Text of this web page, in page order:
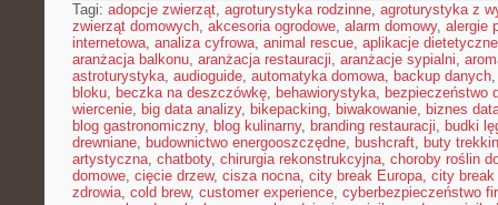
Tagi: adopcje zwierząt, agroturystyka rodzinne, agroturystyka z
zwierząt domowych, akcesoria ogrodowe, alarm domowy, alergie
internetowa, analiza cyfrowa, animal rescue, aplikacje dietetyczne
aranżacja balkonu, aranżacja restauracji, aranżacje sypialni,
astroturystyka, audioguide, automatyka domowa, backup danych
bloku, beczka na deszczówkę, behawiorystyka, bezpieczeństwo
wiercenie, big data analizy, bikepacking, biwakowanie, biznes
blog gastronomiczny, blog kulinarny, branding restauracji, budki
drewniane, budownictwo energooszczędne, bushcraft, buty
artystyczna, chatboty, chirurgia rekonstrukcyjna, choroby roślin
domowe, cięcie drzew, cisza nocna, city break Europa, city
zdrowia, cold brew, customer experience, cyberbezpieczeństwo